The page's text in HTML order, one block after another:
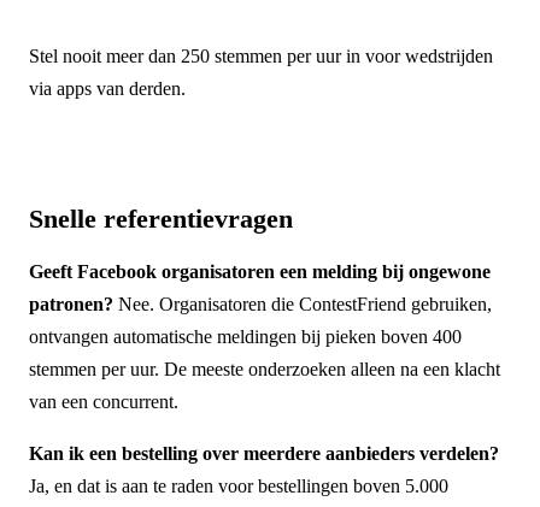
Stel nooit meer dan 250 stemmen per uur in voor wedstrijden
via apps van derden.
Snelle referentievragen
Geeft Facebook organisatoren een melding bij ongewone
patronen? Nee. Organisatoren die ContestFriend gebruiken,
ontvangen automatische meldingen bij pieken boven 400
stemmen per uur. De meeste onderzoeken alleen na een klacht
van een concurrent.
Kan ik een bestelling over meerdere aanbieders verdelen?
Ja, en dat is aan te raden voor bestellingen boven 5.000